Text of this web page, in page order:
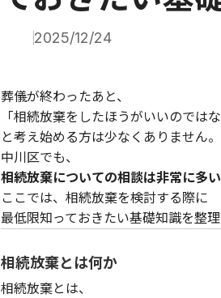
2025/12/24
葬儀が終わったあと、
「相続放棄をしたほうがいいのではな
と考え始める方は少なくありません。
中川区でも、
相続放棄についての相談は非常に多
ここでは、相続放棄を検討する際に
最低限知っておきたい基礎知識を整理
相続放棄とは何か
相続放棄とは、